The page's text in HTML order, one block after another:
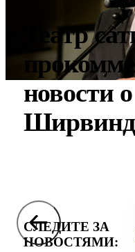
Театр
новости
СЛЕДИТЕ ЗА
НОВОСТЯМИ: